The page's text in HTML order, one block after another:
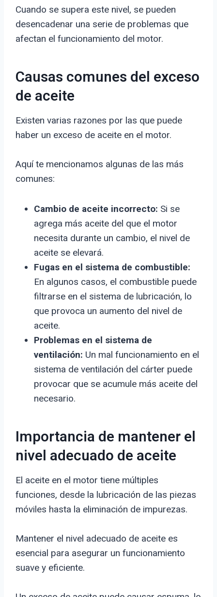
Cuando se supera este nivel, se pueden
desencadenar una serie de problemas que
afectan el funcionamiento del motor.
Causas comunes del exceso
de aceite
Existen varias razones por las que puede
haber un exceso de aceite en el motor.
Aquí te mencionamos algunas de las más
comunes:
Cambio de aceite incorrecto: Si se
agrega más aceite del que el motor
necesita durante un cambio, el nivel de
aceite se elevará.
Fugas en el sistema de combustible:
En algunos casos, el combustible puede
filtrarse en el sistema de lubricación, lo
que provoca un aumento del nivel de
aceite.
Problemas en el sistema de
ventilación: Un mal funcionamiento en el
sistema de ventilación del cárter puede
provocar que se acumule más aceite del
necesario.
Importancia de mantener el
nivel adecuado de aceite
El aceite en el motor tiene múltiples
funciones, desde la lubricación de las piezas
móviles hasta la eliminación de impurezas.
Mantener el nivel adecuado de aceite es
esencial para asegurar un funcionamiento
suave y eficiente.